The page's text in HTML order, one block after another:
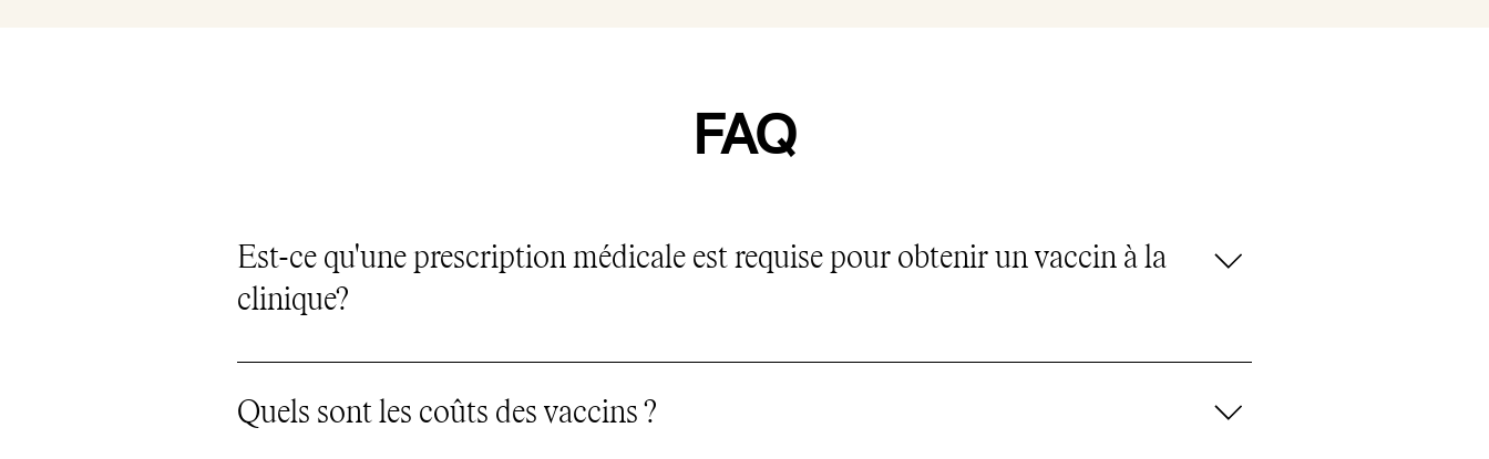
FAQ
Est-ce qu'une prescription médicale est requise pour obtenir un vaccin à la
clinique?
Aucune prescription n’est requise pour un vaccin. Vous n’avez qu’à téléphoner pour prendre rendez-
Quels sont les coûts des vaccins ?